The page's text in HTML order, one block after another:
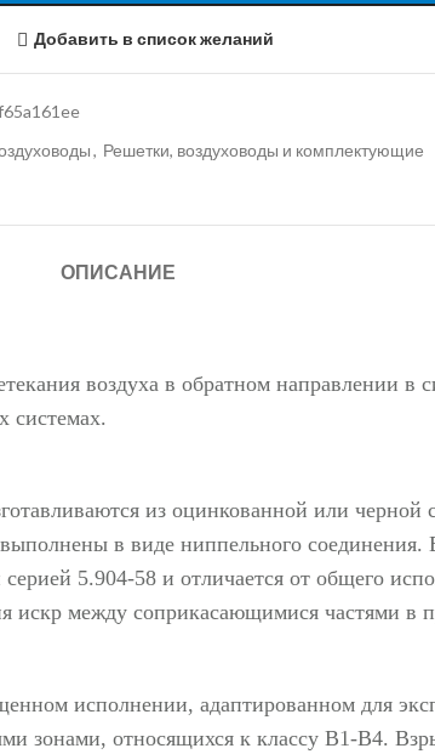
Добавить в список желаний
, Решетки, воздуховоды и комплектующие
ОПИСАНИЕ
воздуха в обратном направлении в
системах.
из оцинкованной или черной
в виде ниппельного
5.904-58 и отличается от общего
между соприкасающимися частями в
исполнении, адаптированном для
зонами, относящихся к классу В1-В4.